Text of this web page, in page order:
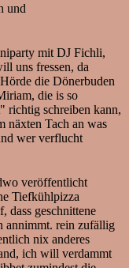
und
mit DJ Fichli,
uns fressen, da
die Dönerbuden
die is so
richtig schreiben kann,
näxten Tach an was
wer verflucht
veröffentlicht
Tiefkühlpizza
dass geschnittene
annimmt. rein zufällig
nix anderes
ich will verdammt